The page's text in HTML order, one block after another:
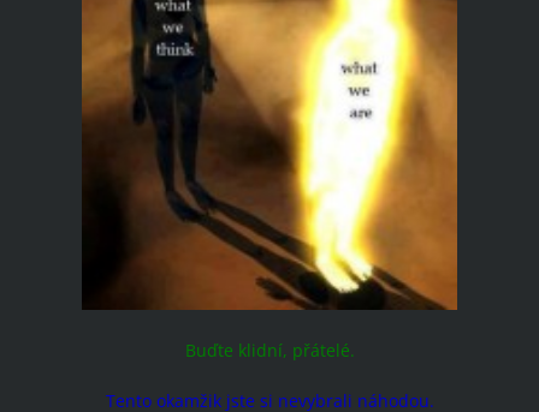
Buďte klidní, přátelé.
Tento okamžik jste si nevybrali náhodou.